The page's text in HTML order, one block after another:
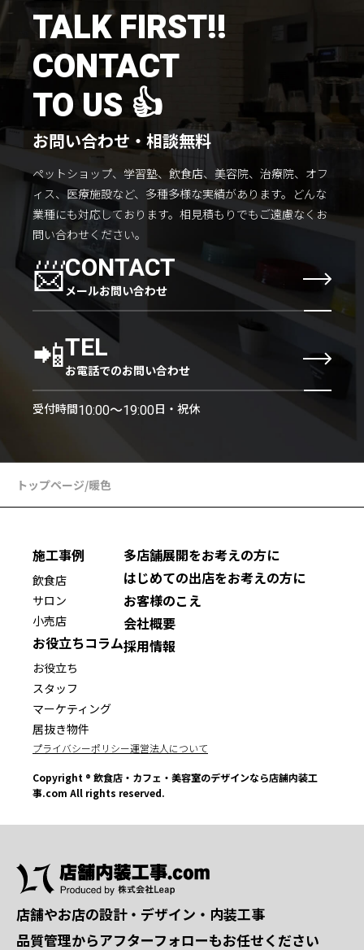
採用情報会社概要
TALK FIRST!!
CONTACT
TO US 👍
お問い合わせ・相談無料
ペットショップ、学習塾、飲食店、美容院、治療院、オフ
ィス、医療施設など、多種多様な実績があります。 どんな
業種にも対応しております。 相見積もりでもご遠慮なくお
問い合わせください。
📨CONTACT
メールお問い合わせ
📲TEL
お電話でのお問い合わせ
受付時間10:00〜19:00日・祝休
トップページ/暖色
施工事例
飲食店
サロン
小売店
お役立ちコラム
お役立ち
スタッフ
マーケティング
居抜き物件
多店舗展開をお考えの方に
はじめての出店をお考えの方に
お客様のこえ
会社概要
採用情報
プライバシーポリシー運営法人について
Copyright ® 飲食店・カフェ・美容室のデザインなら店舗内装工
事.com All rights reserved.
店舗やお店の設計・デザイン・内装工事
品質管理からアフターフォローもお任せください